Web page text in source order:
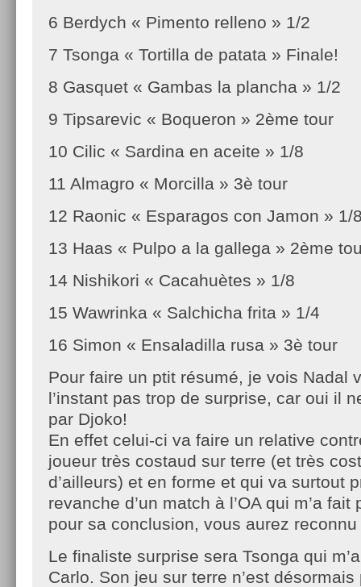
6 Berdych « Pimento relleno » 1/2
7 Tsonga « Tortilla de patata » Finale!
8 Gasquet « Gambas la plancha » 1/2
9 Tipsarevic « Boqueron » 2ème tour
10 Cilic « Sardina en aceite » 1/8
11 Almagro « Morcilla » 3è tour
12 Raonic « Esparagos con Jamon » 1/
13 Haas « Pulpo a la gallega » 2ème
14 Nishikori « Cacahuètes » 1/8
15 Wawrinka « Salchicha frita » 1/4
16 Simon « Ensaladilla rusa » 3è tour
Pour faire un ptit résumé, je vois Nadal
l’instant pas trop de surprise, car oui il
par Djoko!
En effet celui-ci va faire un relative
joueur très costaud sur terre (et très
d’ailleurs) et en forme et qui va surtout
revanche d’un match à l’OA qui m’a
pour sa conclusion, vous aurez reconnu
Le finaliste surprise sera Tsonga qui
Carlo. Son jeu sur terre n’est